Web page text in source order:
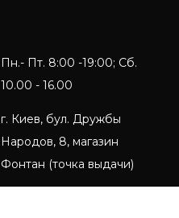
Пн.- Пт. 8:00 -19:00; Сб.
10.00 - 16.00
г. Киев, бул. Дружбы
Народов, 8, магазин
Фонтан (точка выдачи)